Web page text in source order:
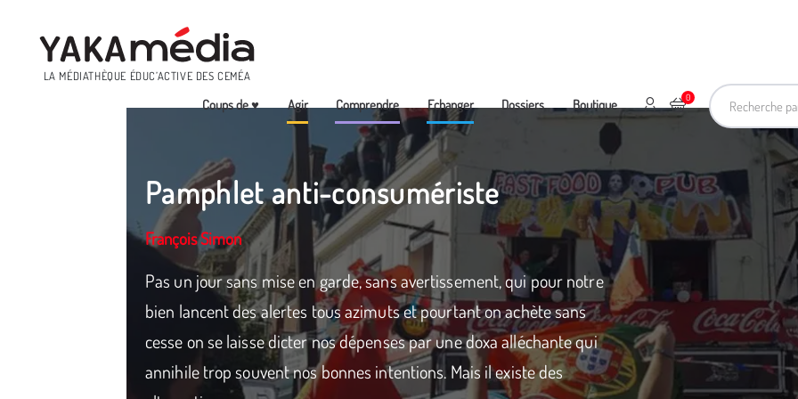
LA MÉDIATHÈQUE ÉDUC’ACTIVE DES CEMÉA
Recherche
Menu
Coups de ♥ Agir Comprendre Echanger Dossiers Boutique 0
Ajouter au panier
Mon compte
Pamphlet anti-consumériste
François Simon
Pas un jour sans mise en garde, sans avertissement, qui pour notre
bien lancent des alertes tous azimuts et pourtant on achète sans
cesse on se laisse dicter nos dépenses par une doxa alléchante qui
annihile trop souvent nos bonnes intentions. Mais il existe des